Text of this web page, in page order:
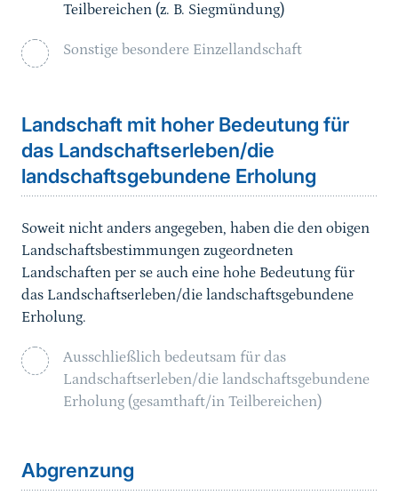
Teilbereichen (z. B. Siegmündung)
Sonstige besondere Einzellandschaft
Landschaft mit hoher Bedeutung für
das Landschaftserleben/die
landschaftsgebundene Erholung
Soweit nicht anders angegeben, haben die den obigen
Landschaftsbestimmungen zugeordneten
Landschaften per se auch eine hohe Bedeutung für
das Landschaftserleben/die landschaftsgebundene
Erholung.
Ausschließlich bedeutsam für das
Landschaftserleben/die landschaftsgebundene
Erholung (gesamthaft/in Teilbereichen)
Abgrenzung